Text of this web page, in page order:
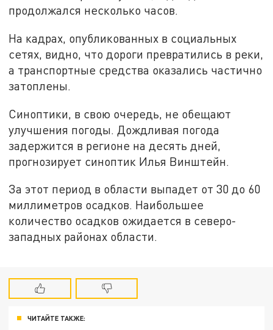
продолжался несколько часов.
На кадрах, опубликованных в социальных
сетях, видно, что дороги превратились в реки,
а транспортные средства оказались частично
затоплены.
Синоптики, в свою очередь, не обещают
улучшения погоды. Дождливая погода
задержится в регионе на десять дней,
прогнозирует синоптик Илья Винштейн.
За этот период в области выпадет от 30 до 60
миллиметров осадков. Наибольшее
количество осадков ожидается в северо-
западных районах области.
ЧИТАЙТЕ ТАКЖЕ: